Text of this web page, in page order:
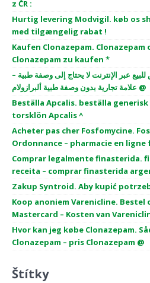
z ČR :
Hurtig levering Modvigil. køb os
med tilgængelig rabat !
Kaufen Clonazepam.
Clonazepam zu kaufen *
عبر الإنترنت لا يحتاج إلى وصفة طبية –
علامة تجارية بدون وصفة طبية ألبرازولام @
Beställa Apcalis. beställa
torsklön Apcalis ^
Acheter pas cher Fosfomycine.
Ordonnance – pharmacie en
Comprar legalmente finasterida.
receita – comprar finasterida
Zakup Syntroid. Aby kupić
Koop anoniem Varenicline. Bestel
Mastercard – Kosten van
Hvor kan jeg købe Clonazepam.
Clonazepam – pris Clonazepam @
Štítky